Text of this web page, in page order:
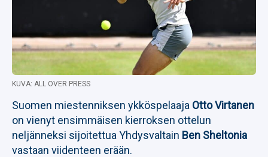
KUVA: ALL OVER PRESS
Suomen miestenniksen ykköspelaaja Otto Virtanen
on vienyt ensimmäisen kierroksen ottelun
neljänneksi sijoitettua Yhdysvaltain Ben Sheltonia
vastaan viidenteen erään.